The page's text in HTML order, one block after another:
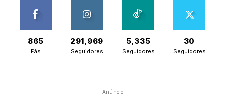
865
Fãs
291,969
Seguidores
5,335
Seguidores
30
Seguidores
Anúncio